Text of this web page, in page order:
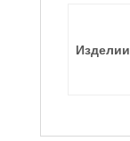
Изделии